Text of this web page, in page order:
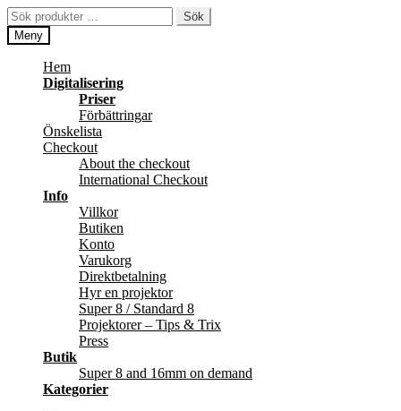
Hoppa
till
navigering
Hoppa
till
innehåll
Sök
efter:
Sök
Meny
Hem
Digitalisering
Priser
Förbättringar
Önskelista
Checkout
About the checkout
International Checkout
Info
Villkor
Butiken
Konto
Varukorg
Direktbetalning
Hyr en projektor
Super 8 / Standard 8
Projektorer – Tips & Trix
Press
Butik
Super 8 and 16mm on demand
Kategorier